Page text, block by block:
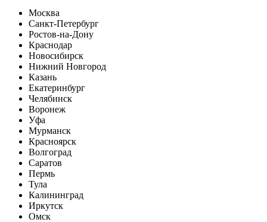
Москва
Санкт-Петербург
Ростов-на-Дону
Краснодар
Новосибирск
Нижний Новгород
Казань
Екатеринбург
Челябинск
Воронеж
Уфа
Мурманск
Красноярск
Волгоград
Саратов
Пермь
Тула
Калининград
Иркутск
Омск